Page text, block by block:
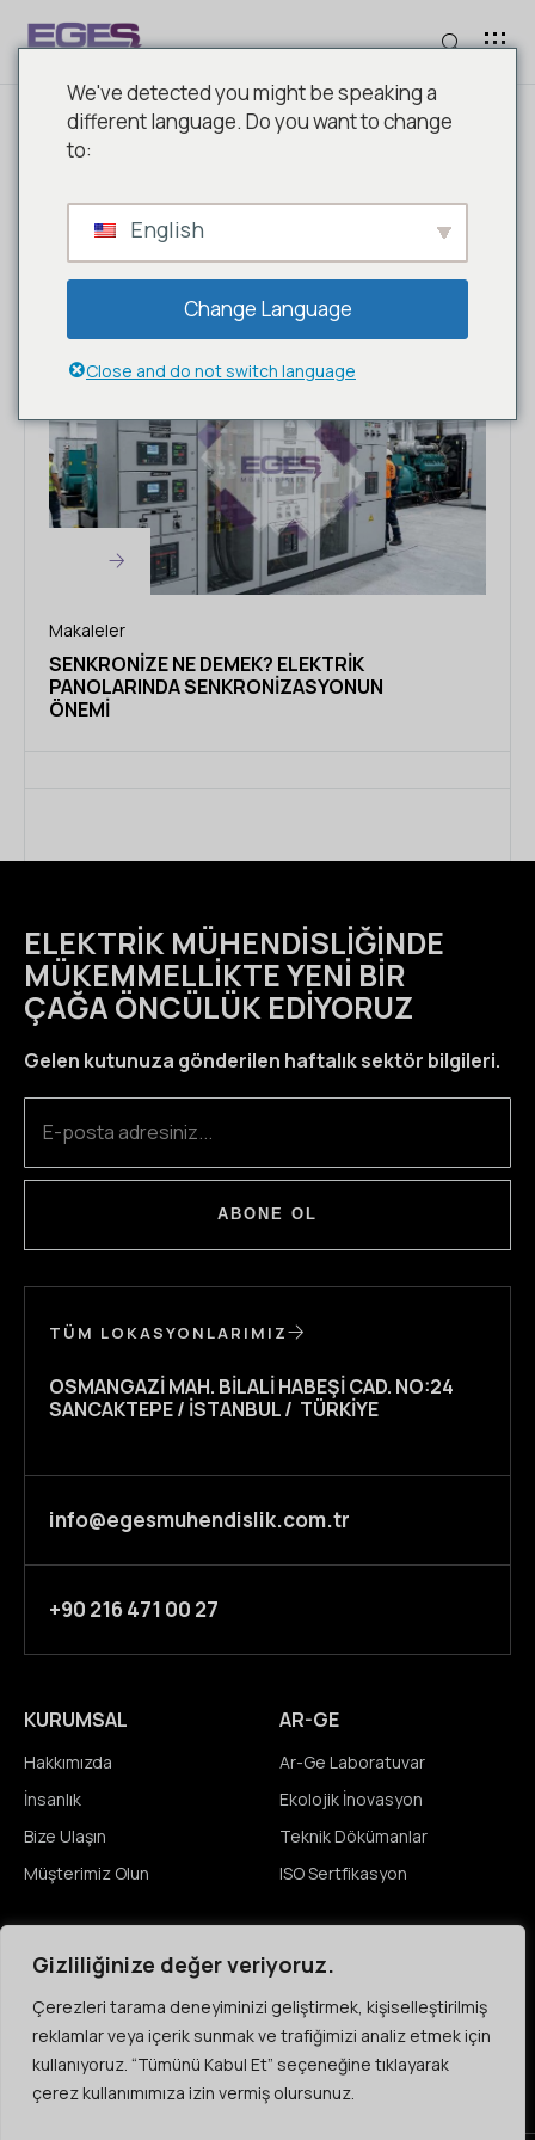
Gizliliğinize değer veriyoruz.
Çerezleri tarama deneyiminizi geliştirmek, kişiselleştirilmiş
reklamlar veya içerik sunmak ve trafiğimizi analiz etmek için
kullanıyoruz. “Tümünü Kabul Et” seçeneğine tıklayarak
çerez kullanımımıza izin vermiş olursunuz.
ETIKET: JENERATÖR
Makaleler
SENKRONIZE NE DEMEK? ELEKTRIK
PANOLARINDA SENKRONIZASYONUN
ÖNEMI
ELEKTRIK MÜHENDISLIĞINDE
MÜKEMMELLIKTE YENI BIR
ÇAĞA ÖNCÜLÜK EDIYORUZ
Gelen kutunuza gönderilen haftalık sektör bilgileri.
ABONE OL
TÜM LOKASYONLARIMIZ
OSMANGAZI MAH. BILALI HABEŞI CAD. NO:24
SANCAKTEPE / İSTANBUL / TÜRKIYE
info@egesmuhendislik.com.tr
+90 216 471 00 27
KURUMSAL
Hakkımızda
İnsanlık
Bize Ulaşın
Müşterimiz Olun
AR-GE
Ar-Ge Laboratuvar
Ekolojik İnovasyon
Teknik Dökümanlar
ISO Sertfikasyon
Haberler
Etkinlikler
Video & Resim Galeri
Açık Pozisyonlar
Öğrenciler
Çeşitlilik & Kapsayıcılık
We've detected you might be speaking a
different language. Do you want to change
to:
English
Change Language
Close and do not switch language